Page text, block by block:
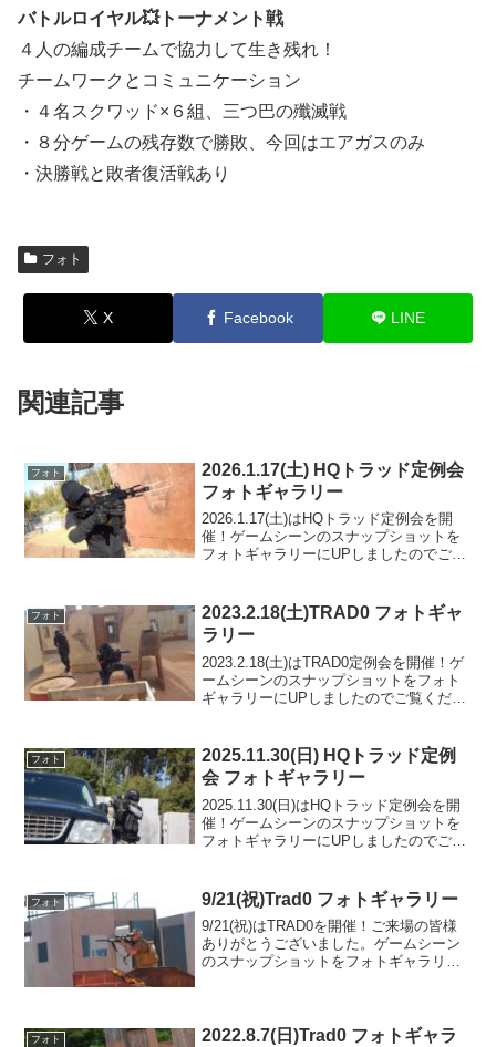
バトルロイヤル💥トーナメント戦
４人の編成チームで協力して生き残れ！
チームワークとコミュニケーション
・４名スクワッド×６組、三つ巴の殲滅戦
・８分ゲームの残存数で勝敗、今回はエアガスのみ
・決勝戦と敗者復活戦あり
フォト
X Facebook LINE
関連記事
フォト
2026.1.17(土) HQトラッド定例会
フォトギャラリー
2026.1.17(土)はHQトラッド定例会を開
催！ゲームシーンのスナップショットを
フォトギャラリーにUPしましたのでご覧
Photo)
フォト
2023.2.18(土)TRAD0 フォトギャ
ラリー
2023.2.18(土)はTRAD0定例会を開催！ゲ
ームシーンのスナップショットをフォト
ギャラリーにUPしましたのでご覧くださ
Photo)
フォト
2025.11.30(日) HQトラッド定例
会 フォトギャラリー
2025.11.30(日)はHQトラッド定例会を開
催！ゲームシーンのスナップショットを
フォトギャラリーにUPしましたのでご覧
Photo)
フォト 9/21(祝)Trad0 フォトギャラリー
9/21(祝)はTRAD0を開催！ご来場の皆様
ありがとうございました。ゲームシーン
のスナップショットをフォトギャラリー
フォト
2022.8.7(日)Trad0 フォトギャラ